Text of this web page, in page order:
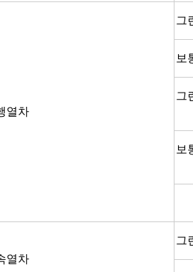
열차
그
보
그
보
열차
그